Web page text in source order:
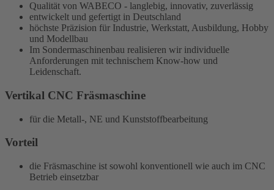
Qualität von WABECO - langlebig, innovativ, zuverlässig
entwickelt und gefertigt in Deutschland
höchste Präzision für Industrie, Werkstatt, Ausbildung, Hobby
und Modellbau
Im Sondermaschinenbau realisieren wir individuelle
Anforderungen mit technischem Know-how und
Leidenschaft.
Vertikal CNC Fräsmaschine
für die Metall-, NE und Kunststoffbearbeitung
Vorteil
die Fräsmaschine ist sowohl konventionell wie auch im CNC
Betrieb einsetzbar